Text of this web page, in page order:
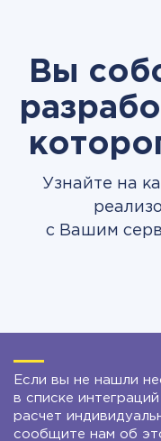
Вы
Узнайте на
с Вашим
Если вы не нашли
в списке
расчет
сообщите нам об